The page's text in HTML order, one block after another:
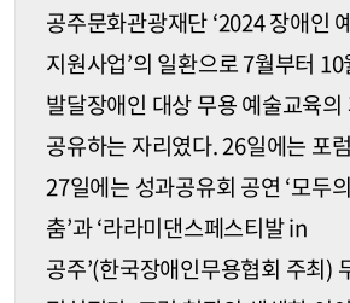
공주문화관광재단 ‘2024 장애인
지원사업’의 일환으로 7월부터
발달장애인 대상 무용 예술교육
공유하는 자리였다. 26일에는 포
27일에는 성과공유회 공연 ‘모두
춤’과 ‘라라미댄스페스티발 in
공주’(한국장애인무용협회 주최)